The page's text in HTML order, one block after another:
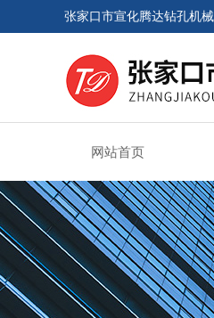
张家口市宣化腾达钻孔机
网站首页